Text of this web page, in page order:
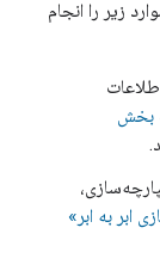
زیر را انجام
بخش
ابر به ابر»